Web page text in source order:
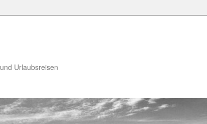
Urlaubsreisen